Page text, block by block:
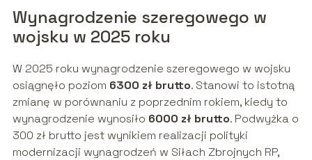
Wynagrodzenie szeregowego w
wojsku w 2025 roku
W 2025 roku wynagrodzenie szeregowego w wojsku
osiągnęło poziom 6300 zł brutto. Stanowi to istotną
zmianę w porównaniu z poprzednim rokiem, kiedy to
wynagrodzenie wynosiło 6000 zł brutto. Podwyżka o
300 zł brutto jest wynikiem realizacji polityki
modernizacji wynagrodzeń w Siłach Zbrojnych RP,